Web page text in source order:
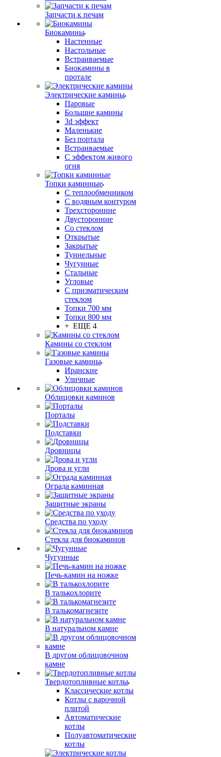
Запчасти к печам
Биокамины
Настенные
Настольные
Встраиваемые
Биокамины в
протале
Электрические камины
Паровые
Большие камины
3d эффект
Маленькие
Без портала
Встраиваемые
С эффектом живого
огня
Топки каминные
С теплообменником
С водяным контуром
Трехсторонние
Двусторонние
Со стеклом
Открытые
Закрытые
Туннельные
Чугунные
Стальные
Угловые
С призматическим
стеклом
Топки 700 мм
Топки 800 мм
+ ЕЩЕ 4
Камины со стеклом
Газовые камины
Иранские
Уличные
Облицовки каминов
Порталы
Подставки
Дровницы
Дрова и угли
Ограда каминная
Защитные экраны
Средства по уходу
Стекла для биокаминов
Чугунные
Печь-камин на ножке
В талькохлорите
В талькомагнезите
В натуральном камне
В другом облицовочном
камне
Твердотопливные котлы
Классические котлы
Котлы с варочной
плитой
Автоматические
котлы
Полуавтоматические
котлы